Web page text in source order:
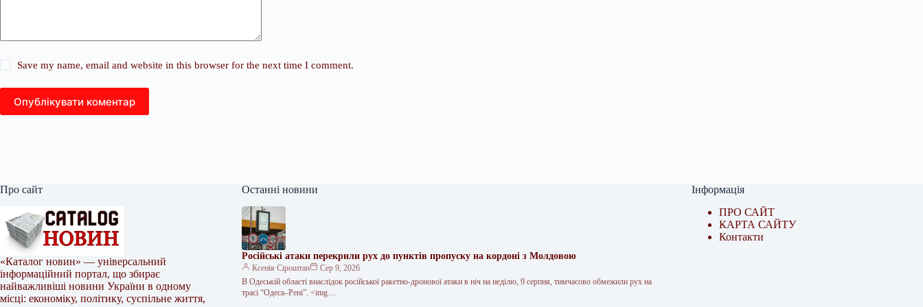
Save my name, email and website in this browser for the next time I comment.
Опублікувати коментар
Про сайт
«Каталог новин» — універсальний
інформаційний портал, що збирає
найважливіші новини України в одному
місці: економіку, політику, суспільне життя,
Останні новини
Російські атаки перекрили рух до пунктів пропуску на кордоні з Молдовою
Ксенія Сіроштан
Сер 9, 2026
В Одеській області внаслідок російської ракетно-дронової атаки в ніч на неділю, 9 серпня, тимчасово обмежили рух на
трасі “Одеса–Рені”. <img…
Інформація
ПРО САЙТ
КАРТА САЙТУ
Контакти